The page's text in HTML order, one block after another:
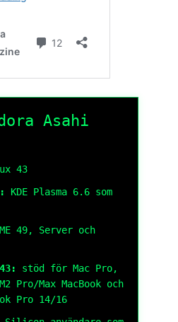
Asahi
43
KDE Plasma 6.6 som
49, Server och
stöd för Mac Pro,
Pro/Max MacBook och
Pro 14/16